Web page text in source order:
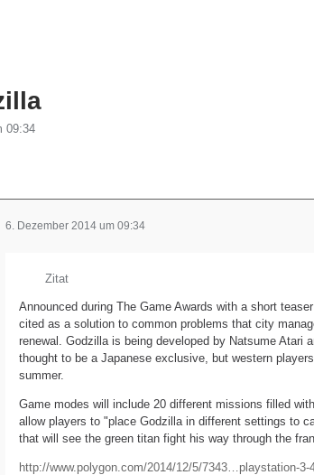
09:34
6. Dezember 2014 um 09:34
Zitat
Announced during The Game Awards with a short
cited as a solution to common problems that city
renewal. Godzilla is being developed by Natsume Atari
thought to be a Japanese exclusive, but western
summer.
Game modes will include 20 different missions filled
allow players to "place Godzilla in different settings to
that will see the green titan fight his way through the
http://www.polygon.com/2014/12/5/7343…playstation-3-